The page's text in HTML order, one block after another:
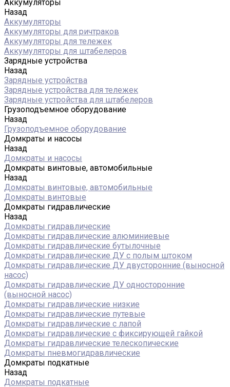
Аккумуляторы
Назад
Аккумуляторы
Аккумуляторы для ричтраков
Аккумуляторы для тележек
Аккумуляторы для штабелеров
Зарядные устройства
Назад
Зарядные устройства
Зарядные устройства для тележек
Зарядные устройства для штабелеров
Грузоподъемное оборудование
Назад
Грузоподъемное оборудование
Домкраты и насосы
Назад
Домкраты и насосы
Домкраты винтовые, автомобильные
Назад
Домкраты винтовые, автомобильные
Домкраты винтовые
Домкраты гидравлические
Назад
Домкраты гидравлические
Домкраты гидравлические алюминиевые
Домкраты гидравлические бутылочные
Домкраты гидравлические ДУ c полым штоком
Домкраты гидравлические ДУ двусторонние (выносной
насос)
Домкраты гидравлические ДУ односторонние
(выносной насос)
Домкраты гидравлические низкие
Домкраты гидравлические путевые
Домкраты гидравлические с лапой
Домкраты гидравлические с фиксирующей гайкой
Домкраты гидравлические телескопические
Домкраты пневмогидравлические
Домкраты подкатные
Назад
Домкраты подкатные